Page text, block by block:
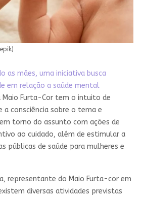
as mães, uma iniciativa busca
em relação a saúde mental
Maio Furta-Cor tem o intuito de
a consciência sobre o tema e
torno do assunto com ações de
ao cuidado, além de estimular a
públicas de saúde para mulheres e
representante do Maio Furta-cor em
diversas atividades previstas